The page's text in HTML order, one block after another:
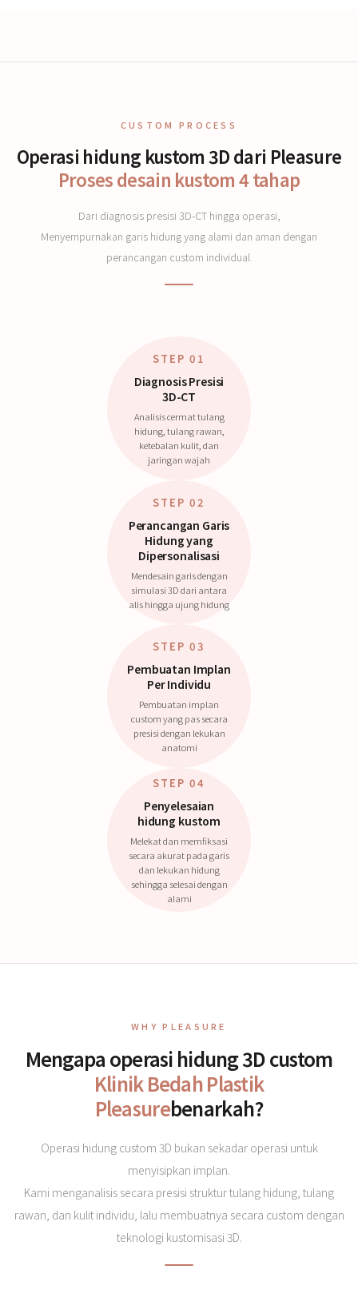
CUSTOM PROCESS
Operasi hidung kustom 3D dari Pleasure
Proses desain kustom 4 tahap
Dari diagnosis presisi 3D-CT hingga operasi,
Menyempurnakan garis hidung yang alami dan aman dengan
perancangan custom individual.
STEP 01
Diagnosis Presisi
3D-CT
Analisis cermat tulang
hidung, tulang rawan,
ketebalan kulit, dan
jaringan wajah
STEP 02
Perancangan Garis
Hidung yang
Dipersonalisasi
Mendesain garis dengan
simulasi 3D dari antara
alis hingga ujung hidung
STEP 03
Pembuatan Implan
Per Individu
Pembuatan implan
custom yang pas secara
presisi dengan lekukan
anatomi
STEP 04
Penyelesaian
hidung kustom
Melekat dan memfiksasi
secara akurat pada garis
dan lekukan hidung
sehingga selesai dengan
alami
WHY PLEASURE
Mengapa operasi hidung 3D custom
Klinik Bedah Plastik
Pleasurebenarkah?
Operasi hidung custom 3D bukan sekadar operasi untuk
menyisipkan implan.
Kami menganalisis secara presisi struktur tulang hidung, tulang
rawan, dan kulit individu, lalu membuatnya secara custom dengan
teknologi kustomisasi 3D.